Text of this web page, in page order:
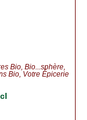
Bio, Bio...sphère,
Bio, Votre Épicerie